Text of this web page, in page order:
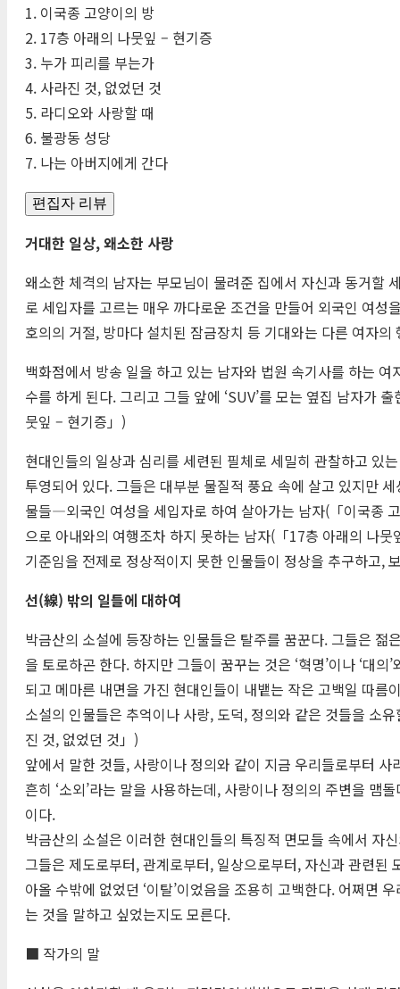
1. 이국종 고양이의 방
2. 17층 아래의 나뭇잎 – 현기증
3. 누가 피리를 부는가
4. 사라진 것, 없었던 것
5. 라디오와 사랑할 때
6. 불광동 성당
7. 나는 아버지에게 간다
편집자 리뷰
거대한 일상, 왜소한 사랑
왜소한 체격의 남자는 부모님이 물려준 집에서 자신과 동거할
로 세입자를 고르는 매우 까다로운 조건을 만들어 외국인 여성
호의의 거절, 방마다 설치된 잠금장치 등 기대와는 다른 여자
백화점에서 방송 일을 하고 있는 남자와 법원 속기사를 하는
수를 하게 된다. 그리고 그들 앞에 ‘SUV’를 모는 옆집 남자가
뭇잎 – 현기증」)
현대인들의 일상과 심리를 세련된 필체로 세밀히 관찰하고 있
투영되어 있다. 그들은 대부분 물질적 풍요 속에 살고 있지만
물들―외국인 여성을 세입자로 하여 살아가는 남자(「이국종
으로 아내와의 여행조차 하지 못하는 남자(「17층 아래의 나
기준임을 전제로 정상적이지 못한 인물들이 정상을 추구하고,
선(線) 밖의 일들에 대하여
박금산의 소설에 등장하는 인물들은 탈주를 꿈꾼다. 그들은
을 토로하곤 한다. 하지만 그들이 꿈꾸는 것은 ‘혁명’이나 ‘대
되고 메마른 내면을 가진 현대인들이 내뱉는 작은 고백일 따름
소설의 인물들은 추억이나 사랑, 도덕, 정의와 같은 것들을 소
진 것, 없었던 것」)
앞에서 말한 것들, 사랑이나 정의와 같이 지금 우리들로부터
흔히 ‘소외’라는 말을 사용하는데, 사랑이나 정의의 주변을
이다.
박금산의 소설은 이러한 현대인들의 특징적 면모들 속에서 자
그들은 제도로부터, 관계로부터, 일상으로부터, 자신과 관련
아올 수밖에 없었던 ‘이탈’이었음을 조용히 고백한다. 어쩌면
는 것을 말하고 싶었는지도 모른다.
■ 작가의 말